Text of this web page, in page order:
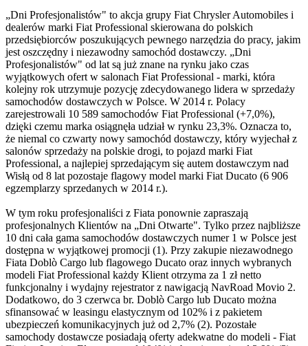
„Dni Profesjonalistów" to akcja grupy Fiat Chrysler Automobiles i
dealerów marki Fiat Professional skierowana do polskich
przedsiębiorców poszukujących pewnego narzędzia do pracy, jakim
jest oszczędny i niezawodny samochód dostawczy. „Dni
Profesjonalistów" od lat są już znane na rynku jako czas
wyjątkowych ofert w salonach Fiat Professional - marki, która
kolejny rok utrzymuje pozycję zdecydowanego lidera w sprzedaży
samochodów dostawczych w Polsce. W 2014 r. Polacy
zarejestrowali 10 589 samochodów Fiat Professional (+7,0%),
dzięki czemu marka osiągnęła udział w rynku 23,3%. Oznacza to,
że niemal co czwarty nowy samochód dostawczy, który wyjechał z
salonów sprzedaży na polskie drogi, to pojazd marki Fiat
Professional, a najlepiej sprzedającym się autem dostawczym nad
Wisłą od 8 lat pozostaje flagowy model marki Fiat Ducato (6 906
egzemplarzy sprzedanych w 2014 r.).
W tym roku profesjonaliści z Fiata ponownie zapraszają
profesjonalnych Klientów na „Dni Otwarte". Tylko przez najbliższe
10 dni cała gama samochodów dostawczych numer 1 w Polsce jest
dostępna w wyjątkowej promocji (1). Przy zakupie niezawodnego
Fiata Doblò Cargo lub flagowego Ducato oraz innych wybranych
modeli Fiat Professional każdy Klient otrzyma za 1 zł netto
funkcjonalny i wydajny rejestrator z nawigacją NavRoad Movio 2.
Dodatkowo, do 3 czerwca br. Doblò Cargo lub Ducato można
sfinansować w leasingu elastycznym od 102% i z pakietem
ubezpieczeń komunikacyjnych już od 2,7% (2). Pozostałe
samochody dostawcze posiadają oferty adekwatne do modeli - Fiat